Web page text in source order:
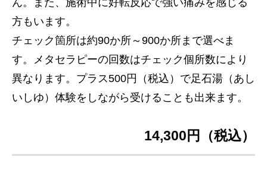
ん。また、施術中に好転反応で強い痛みを感じる
方もいます。
チェック箇所は約90か所～900か所まで選べま
す。メタセラピーの回数はチェック個所数により
異なります。プラス500円（税込）で足石湯（あし
いしゆ）体験をしながら受けることも出来ます。
14,300円（税込）